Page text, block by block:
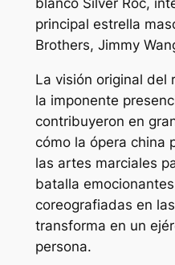
principal estrella
Brothers, Jimmy
La visión original del
la imponente
contribuyeron en
cómo la ópera china
las artes marciales
batalla
coreografiadas en
transforma en un
persona.